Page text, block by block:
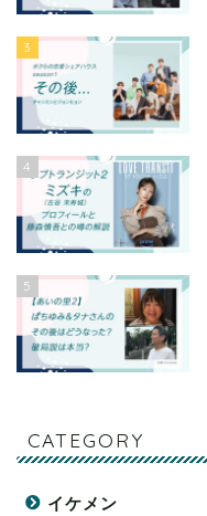
3
4
5
CATEGORY
イケメン